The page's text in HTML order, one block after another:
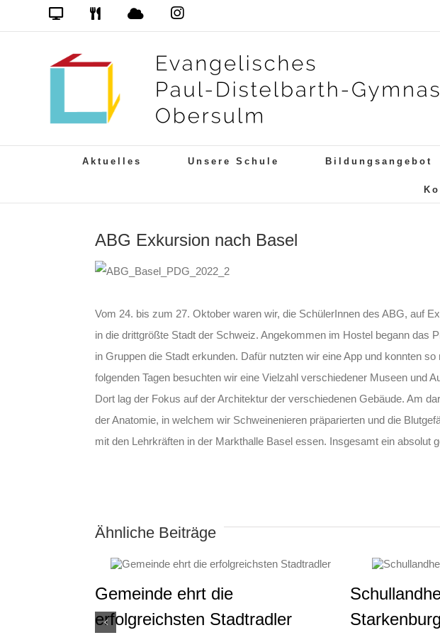
Inhalt
Mensa PDG
Das
Instagram
Aktuelles Unsere Schule Bildungsangebot
ABG Exkursion nach Basel
Vom 24. bis zum 27. Oktober waren wir, die SchülerInnen des ABG, auf
in die drittgrößte Stadt der Schweiz. Angekommen im Hostel begann
in Gruppen die Stadt erkunden. Dafür nutzten wir eine App und konnten
folgenden Tagen besuchten wir eine Vielzahl verschiedener Museen und
Dort lag der Fokus auf der Architektur der verschiedenen Gebäude. Am
der Anatomie, in welchem wir Schweinenieren präparierten und die
mit den Lehrkräften in der Markthalle Basel essen. Insgesamt ein absolut
Ähnliche Beiträge
Gemeinde ehrt die
erfolgreichsten Stadtradler
Starkenburg